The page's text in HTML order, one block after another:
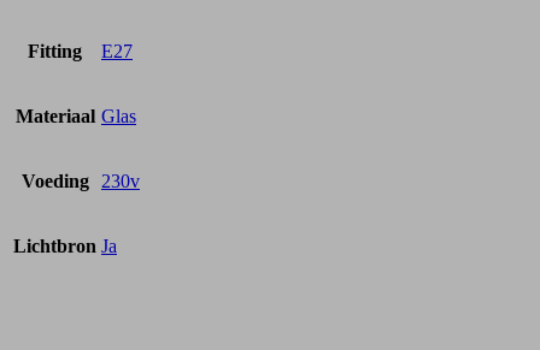
Fitting E27
Materiaal Glas
Voeding 230v
Lichtbron Ja